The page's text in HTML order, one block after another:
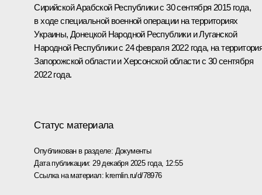
Сирийской Арабской Республики с 30 сентября 2015 года,
в ходе специальной военной операции на территориях
Украины, Донецкой Народной Республики и Луганской
Народной Республики с 24 февраля 2022 года, на
Запорожской области и Херсонской области с 30 сентября
2022 года.
Статус материала
Опубликован в разделе: Документы
Дата публикации: 29 декабря 2025 года, 12:55
Ссылка на материал: kremlin.ru/d/78976